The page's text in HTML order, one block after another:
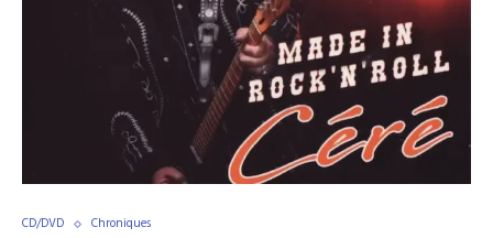
CD/DVD Chroniques